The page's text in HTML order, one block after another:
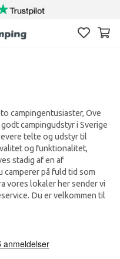
campingentusiaster, Ove
campingudstyr i Sverige
telte og udstyr til
og funktionalitet,
stadig af en af
på fuld tid som
vores lokaler her sender vi
Du er velkommen til